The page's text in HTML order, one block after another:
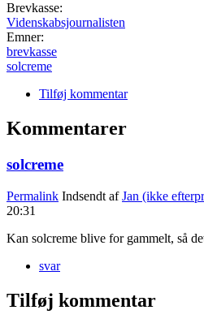
Brevkasse:
Videnskabsjournalisten
Emner:
brevkasse
solcreme
Tilføj kommentar
Kommentarer
solcreme
Permalink Indsendt afJan (ikke
20:31
Kan solcreme blive for gammelt, så
svar
Tilføj kommentar